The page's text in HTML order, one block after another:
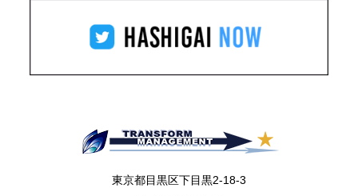
東京都目黒区下目黒2-18-3